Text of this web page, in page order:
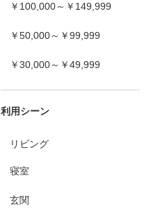
￥100,000～￥149,999
￥50,000～￥99,999
￥30,000～￥49,999
利用シーン
リビング
寝室
玄関